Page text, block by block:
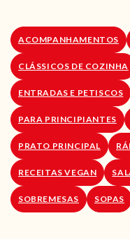
ACOMPANHAMENTOS
CLÁSSICOS DE COZINHA
ENTRADAS E PETISCOS
PARA PRINCIPIANTES
PRATO PRINCIPAL
RECEITAS VEGAN
SOBREMESAS SOPAS